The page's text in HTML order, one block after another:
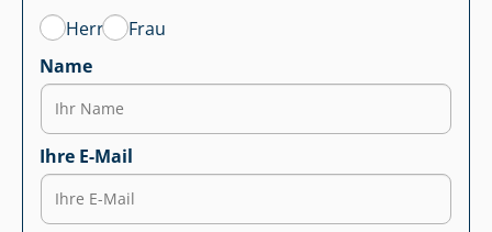
Herr
Frau
Name
Ihre E-Mail